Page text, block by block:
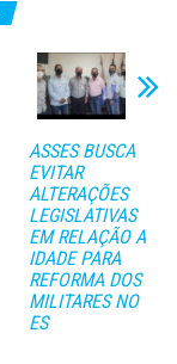
ASSES BUSCA
EVITAR
ALTERAÇÕES
LEGISLATIVAS
EM RELAÇÃO A
IDADE PARA
REFORMA DOS
MILITARES NO
ES